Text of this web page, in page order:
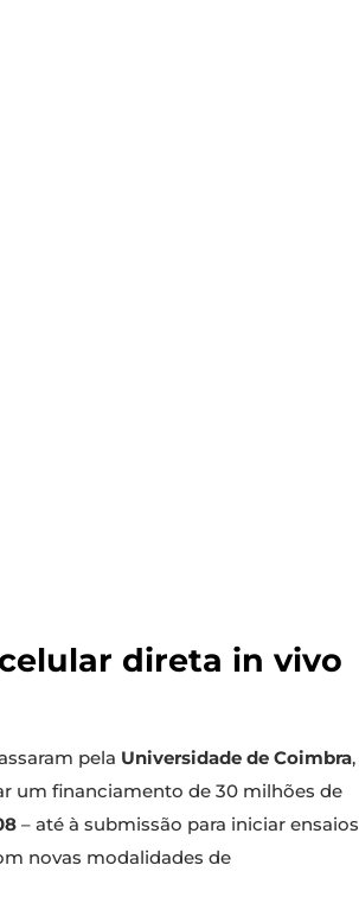
direta in vivo
pela Universidade de Coimbra,
um financiamento de 30 milhões de
– até à submissão para iniciar ensaios
novas modalidades de